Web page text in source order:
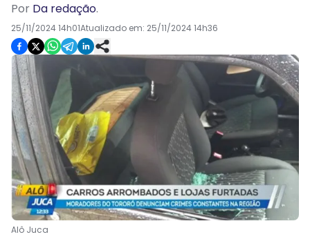
Por Da redação.
25/11/2024 14h01Atualizado em: 25/11/2024 14h36
Alô Juca